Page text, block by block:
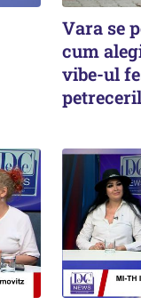
Vara se
cum
vibe-ul